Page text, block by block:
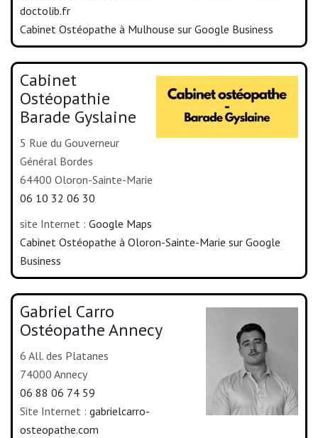
doctolib.fr
Cabinet Ostéopathe à Mulhouse sur Google Business
Cabinet
Ostéopathie
Barade Gyslaine
5 Rue du Gouverneur
Général Bordes
64400 Oloron-Sainte-Marie
06 10 32 06 30
site Internet : Google Maps
Cabinet Ostéopathe à Oloron-Sainte-Marie sur Google
Business
Gabriel Carro
Ostéopathe Annecy
6 All. des Platanes
74000 Annecy
06 88 06 74 59
Site Internet : gabrielcarro-
osteopathe.com